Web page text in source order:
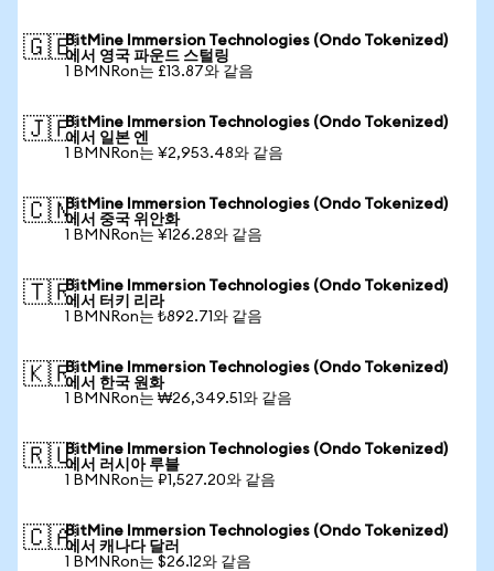
🇬🇧BitMine Immersion Technologies (Ondo Tokenized)
에서 영국 파운드 스털링
1 BMNRon는 £13.87와 같음
🇯🇵BitMine Immersion Technologies (Ondo Tokenized)
에서 일본 엔
1 BMNRon는 ¥2,953.48와 같음
🇨🇳BitMine Immersion Technologies (Ondo Tokenized)
에서 중국 위안화
1 BMNRon는 ¥126.28와 같음
🇹🇷BitMine Immersion Technologies (Ondo Tokenized)
에서 터키 리라
1 BMNRon는 ₺892.71와 같음
🇰🇷BitMine Immersion Technologies (Ondo Tokenized)
에서 한국 원화
1 BMNRon는 ₩26,349.51와 같음
🇷🇺BitMine Immersion Technologies (Ondo Tokenized)
에서 러시아 루블
1 BMNRon는 ₽1,527.20와 같음
🇨🇦BitMine Immersion Technologies (Ondo Tokenized)
에서 캐나다 달러
1 BMNRon는 $26.12와 같음